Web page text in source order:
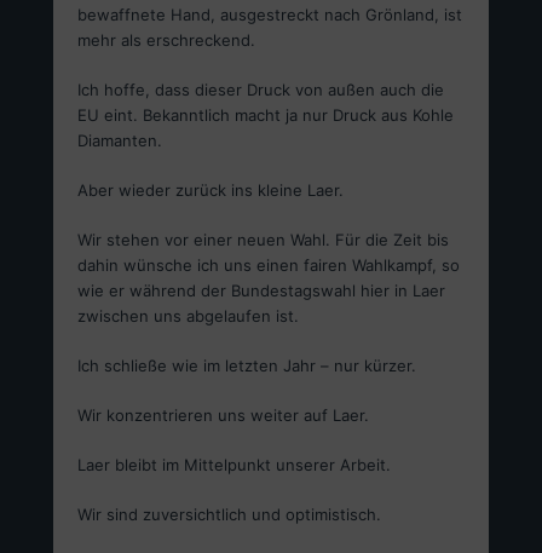
bewaffnete Hand, ausgestreckt nach Grönland, ist
mehr als erschreckend.
Ich hoffe, dass dieser Druck von außen auch die
EU eint. Bekanntlich macht ja nur Druck aus Kohle
Diamanten.
Aber wieder zurück ins kleine Laer.
Wir stehen vor einer neuen Wahl. Für die Zeit bis
dahin wünsche ich uns einen fairen Wahlkampf, so
wie er während der Bundestagswahl hier in Laer
zwischen uns abgelaufen ist.
Ich schließe wie im letzten Jahr – nur kürzer.
Wir konzentrieren uns weiter auf Laer.
Laer bleibt im Mittelpunkt unserer Arbeit.
Wir sind zuversichtlich und optimistisch.